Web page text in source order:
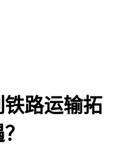
路运输拓